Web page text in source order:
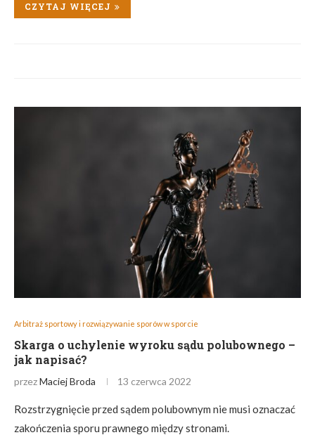
CZYTAJ WIĘCEJ
Arbitraż sportowy i rozwiązywanie sporów w sporcie
Skarga o uchylenie wyroku sądu polubownego –
jak napisać?
przezMaciej Broda 13 czerwca 2022
Rozstrzygnięcie przed sądem polubownym nie musi oznaczać
zakończenia sporu prawnego między stronami.